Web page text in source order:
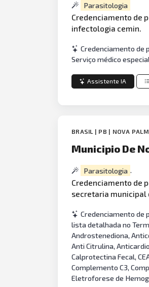
Parasitologia
Credenciamento de
infectologia cemin.
Credenciamento de
Serviço médico
Assistente IA
BRASIL | PB | NOVA
Municipio De
Parasitologia .
Credenciamento de
secretaria municipal
Credenciamento de
lista detalhada no
Androstenediona,
Anti Citrulina,
Calprotectina Fecal,
Complemento C3,
Eletroforese de